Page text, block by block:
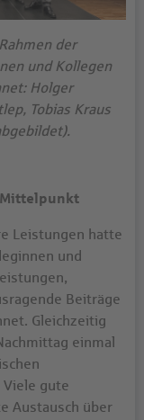
der
und Kollegen
Holger
Tobias Kraus
Leistungen hatte
und
Beiträge
Gleichzeitig
einmal
Viele gute
Austausch über